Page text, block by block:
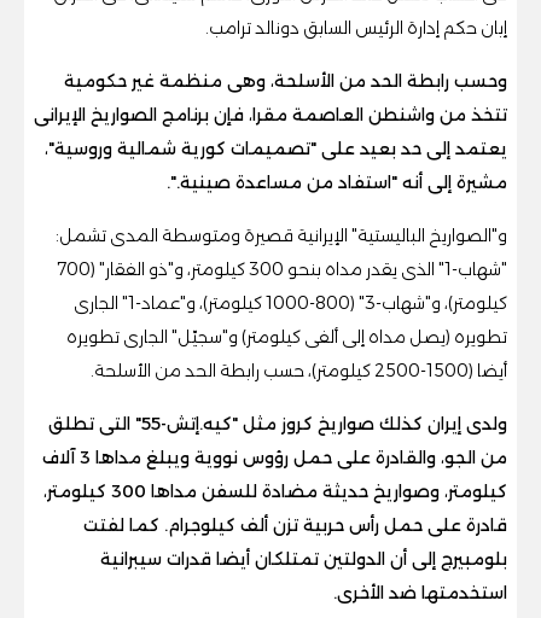
إبان حكم إدارة الرئيس السابق دونالد ترامب.
وحسب رابطة الحد من الأسلحة، وهى منظمة غير حكومية
تتخذ من واشنطن العاصمة مقرا، فإن برنامج الصواريخ الإيرانى
يعتمد إلى حد بعيد على "تصميمات كورية شمالية وروسية"،
مشيرة إلى أنه "استفاد من مساعدة صينية.".
و"الصواريخ الباليستية" الإيرانية قصيرة ومتوسطة المدى تشمل:
"شهاب-1" الذى يقدر مداه بنحو 300 كيلومتر، و"ذو الفقار" (700
كيلومتر)، و"شهاب-3" (800-1000 كيلومتر)، و"عماد-1" الجارى
تطويره (يصل مداه إلى ألفى كيلومتر) و"سجيّل" الجارى تطويره
أيضا (1500-2500 كيلومتر)، حسب رابطة الحد من الأسلحة.
ولدى إيران كذلك صواريخ كروز مثل "كيه.إتش-55" التى تطلق
من الجو، والقادرة على حمل رؤوس نووية ويبلغ مداها 3 آلاف
كيلومتر، وصواريخ حديثة مضادة للسفن مداها 300 كيلومتر،
قادرة على حمل رأس حربية تزن ألف كيلوجرام. كما لفتت
بلومبيرج إلى أن الدولتين تمتلكان أيضا قدرات سيبرانية
استخدمتها ضد الأخرى.